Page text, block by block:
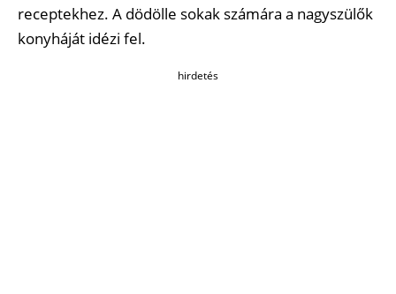
receptekhez. A dödölle sokak számára a nagyszülők
konyháját idézi fel.
hirdetés